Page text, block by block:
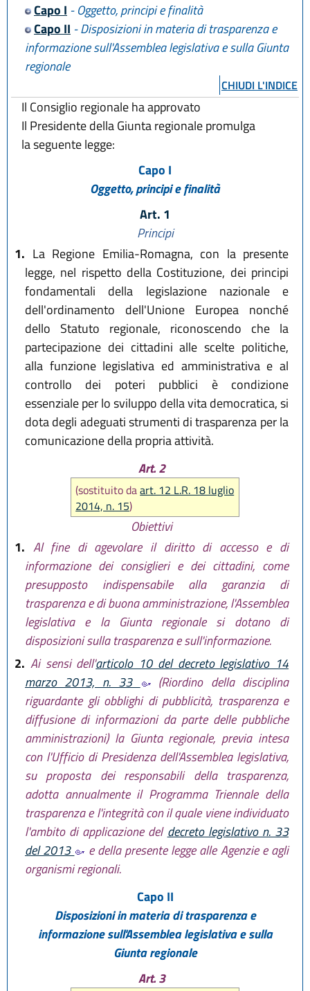
Capo I - Oggetto, principi e finalità
Capo II - Disposizioni in materia di trasparenza e
informazione sull'Assemblea legislativa e sulla Giunta
regionale
CHIUDI L'INDICE
Il Consiglio regionale ha approvato
Il Presidente della Giunta regionale promulga
la seguente legge:
Capo I
Oggetto, principi e finalità
Art. 1
Principi
1. La Regione Emilia-Romagna, con la presente
legge, nel rispetto della Costituzione, dei principi
fondamentali della legislazione nazionale e
dell'ordinamento dell'Unione Europea nonché
dello Statuto regionale, riconoscendo che la
partecipazione dei cittadini alle scelte politiche,
alla funzione legislativa ed amministrativa e al
controllo dei poteri pubblici è condizione
essenziale per lo sviluppo della vita democratica, si
dota degli adeguati strumenti di trasparenza per la
comunicazione della propria attività.
Art. 2
(sostituito daart. 12 L.R. 18 luglio
2014, n. 15)
Obiettivi
1. Al fine di agevolare il diritto di accesso e di
informazione dei consiglieri e dei cittadini, come
presupposto indispensabile alla garanzia di
trasparenza e di buona amministrazione, l'Assemblea
legislativa e la Giunta regionale si dotano di
disposizioni sulla trasparenza e sull'informazione.
2. Ai sensi dell'articolo 10 del decreto legislativo 14
marzo 2013, n. 33
(Riordino della disciplina
riguardante gli obblighi di pubblicità, trasparenza e
diffusione di informazioni da parte delle pubbliche
amministrazioni) la Giunta regionale, previa intesa
con l'Ufficio di Presidenza dell'Assemblea legislativa,
su proposta dei responsabili della trasparenza,
adotta annualmente il Programma Triennale della
trasparenza e l'integrità con il quale viene individuato
l'ambito di applicazione del decreto legislativo n. 33
del 2013
e della presente legge alle Agenzie e agli
organismi regionali.
Capo II
Disposizioni in materia di trasparenza e
informazione sull'Assemblea legislativa e sulla
Giunta regionale
Art. 3